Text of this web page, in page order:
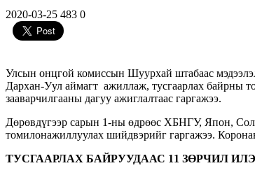
2020-03-25 483 0
Улсын онцгой комиссын Шуурхай штабаас
Дархан-Уул аймагт ажиллаж, тусгаарлах байрны
зааварчилгааны дагуу ажиглалтаас гаргажээ.
Дөрөвдүгээр сарын 1-ны өдрөөс ХБНГУ, Япон,
томилонажиллуулах шийдвэрийг гаргажээ.
ТУСГААРЛАХ БАЙРУУДААС 11 ЗӨРЧИЛ